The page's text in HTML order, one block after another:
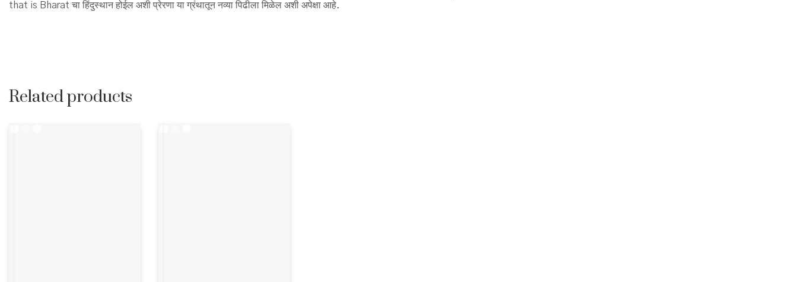
that is Bharat चा हिंदुस्थान होईल अशी प्रेरणा या ग्रंथातून नव्या पिढीला मिळेल अशी अपेक्षा आहे.
Related products